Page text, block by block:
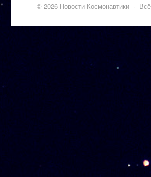
© 2026 Новости Космонавтики ·